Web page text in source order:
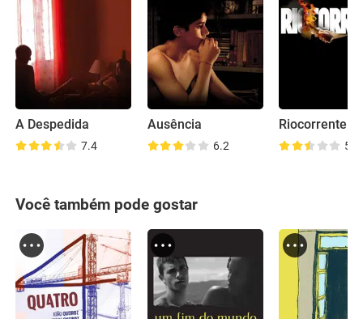
A Despedida
7.4
Ausência
6.2
Riocorrente
5.8
Você também pode gostar